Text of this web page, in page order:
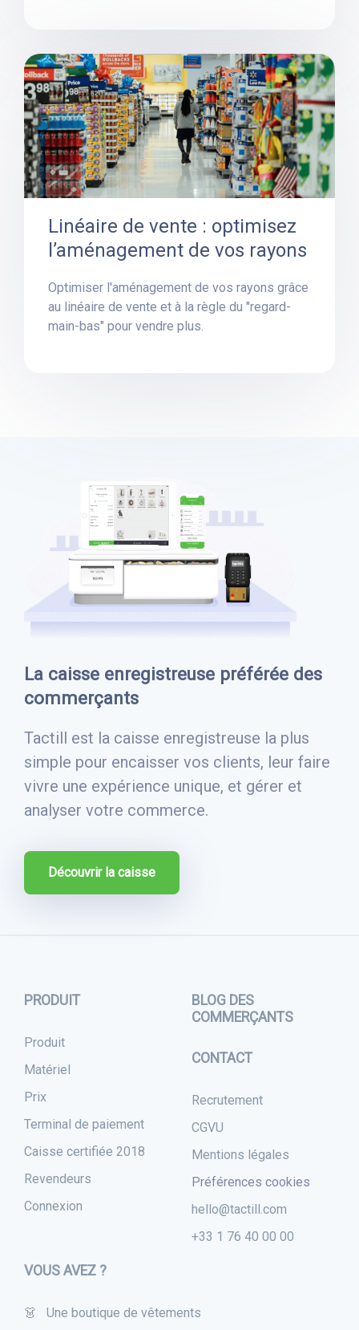
Linéaire de vente : optimisez
l’aménagement de vos rayons
Optimiser l'aménagement de vos rayons grâce
au linéaire de vente et à la règle du "regard-
main-bas" pour vendre plus.
La caisse enregistreuse préférée des
commerçants
Tactill est la caisse enregistreuse la plus
simple pour encaisser vos clients, leur faire
vivre une expérience unique, et gérer et
analyser votre commerce.
Découvrir la caisse
PRODUIT
Produit
Matériel
Prix
Terminal de paiement
Caisse certifiée 2018
Revendeurs
Connexion
BLOG DES
COMMERÇANTS
CONTACT
Recrutement
CGVU
Mentions légales
Préférences cookies
hello@tactill.com
+33 1 76 40 00 00
VOUS AVEZ ?
👗 Une boutique de vêtements